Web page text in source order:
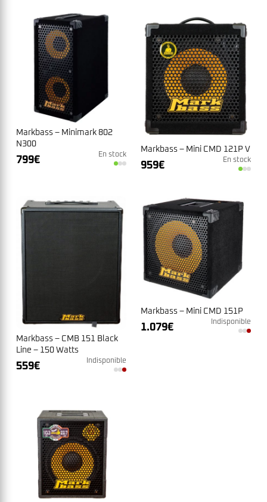
Markbass – Minimark 802
N300
799€ En stock
Markbass – Mini CMD 121P V
959€ En stock
Markbass – CMB 151 Black
Line – 150 Watts
559€ Indisponible
Markbass – Mini CMD 151P
1.079€ Indisponible